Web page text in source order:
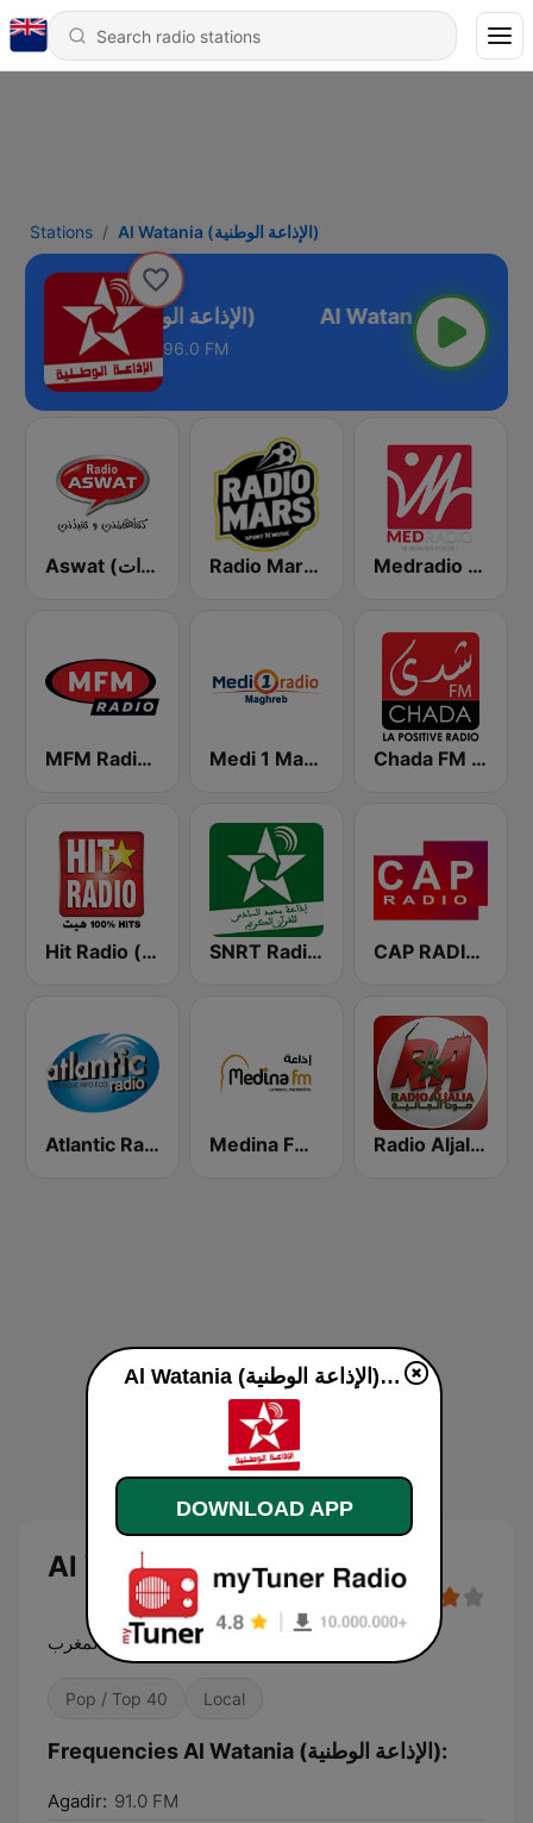
Stations Al Watania (الإذاعة الوطنية)
Al Watania (الإذاعة الوطنية)
96.0 FM
Aswat (أصوات) Radio Mars (راديو مرس) Medradio (ميد راديو)
MFM Radio (مفم راديو) Medi 1 Maghreb (ميدى1 مغرب) Chada FM (شدى فم)
Hit Radio (هيت راديو) SNRT Radio Idaat Mohammed Assadiss (السادسة) CAP RADIO MAROC
Atlantic Radio (أتلانتيك راديو) Medina FM (إذاعة مدينة فم) Radio Aljalia - راديو الجالية
Al Watania (الإذاعة الوطنية)
صوت المغرب
Pop / Top 40 Local
Frequencies Al Watania (الإذاعة الوطنية):
Agadir: 91.0 FM
Al Watania (الإذاعة الوطنية) live
DOWNLOAD APP